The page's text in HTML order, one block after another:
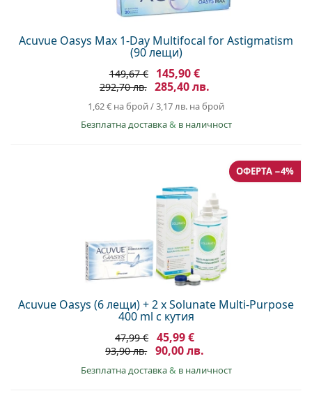
Acuvue Oasys Max 1-Day Multifocal for Astigmatism
(90 лещи)
149,67 € 145,90 €
292,70 лв. 285,40 лв.
1,62 € на брой/3,17 лв. на брой
Безплатна доставка& в наличност
Acuvue Oasys (6 лещи) + 2 x Solunate Multi-Purpose
400 ml с кутия
ОФЕРТА −4%
47,99 € 45,99 €
93,90 лв. 90,00 лв.
Безплатна доставка& в наличност